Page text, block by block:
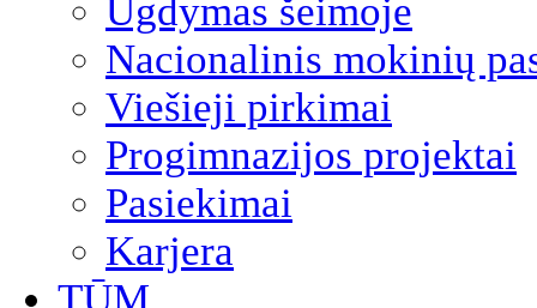
Ugdymas šeimoje
Nacionalinis mokinių
Viešieji pirkimai
Progimnazijos projektai
Pasiekimai
Karjera